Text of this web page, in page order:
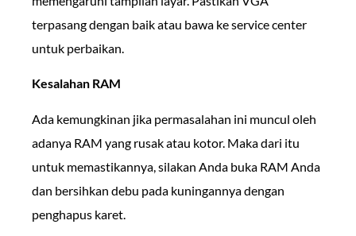
terpasang dengan baik atau bawa ke service center
untuk perbaikan.
Kesalahan RAM
Ada kemungkinan jika permasalahan ini muncul oleh
adanya RAM yang rusak atau kotor. Maka dari itu
untuk memastikannya, silakan Anda buka RAM Anda
dan bersihkan debu pada kuningannya dengan
penghapus karet.